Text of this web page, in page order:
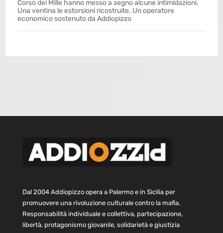
Corso dei Mille hanno messo a segno alcune intimidazioni.
Una ventina le estorsioni ricostruite. Un operatore
economico sostenuto da Addiopizzo
Dal 2004 Addiopizzo opera a Palermo e in Sicilia per
promuovere una rivoluzione culturale contro la mafia.
Responsabilità individuale e collettiva, partecipazione,
libertà, protagonismo giovanile, solidarietà e giustizia